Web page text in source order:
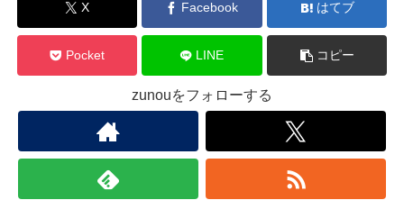
X Facebook はてブ
Pocket LINE コピー
zunouをフォローする